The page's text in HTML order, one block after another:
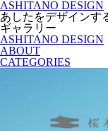
ASHITANO DESIGN
あしたをデザインす
ギャラリー
ASHITANO DESIGN
ABOUT
CATEGORIES